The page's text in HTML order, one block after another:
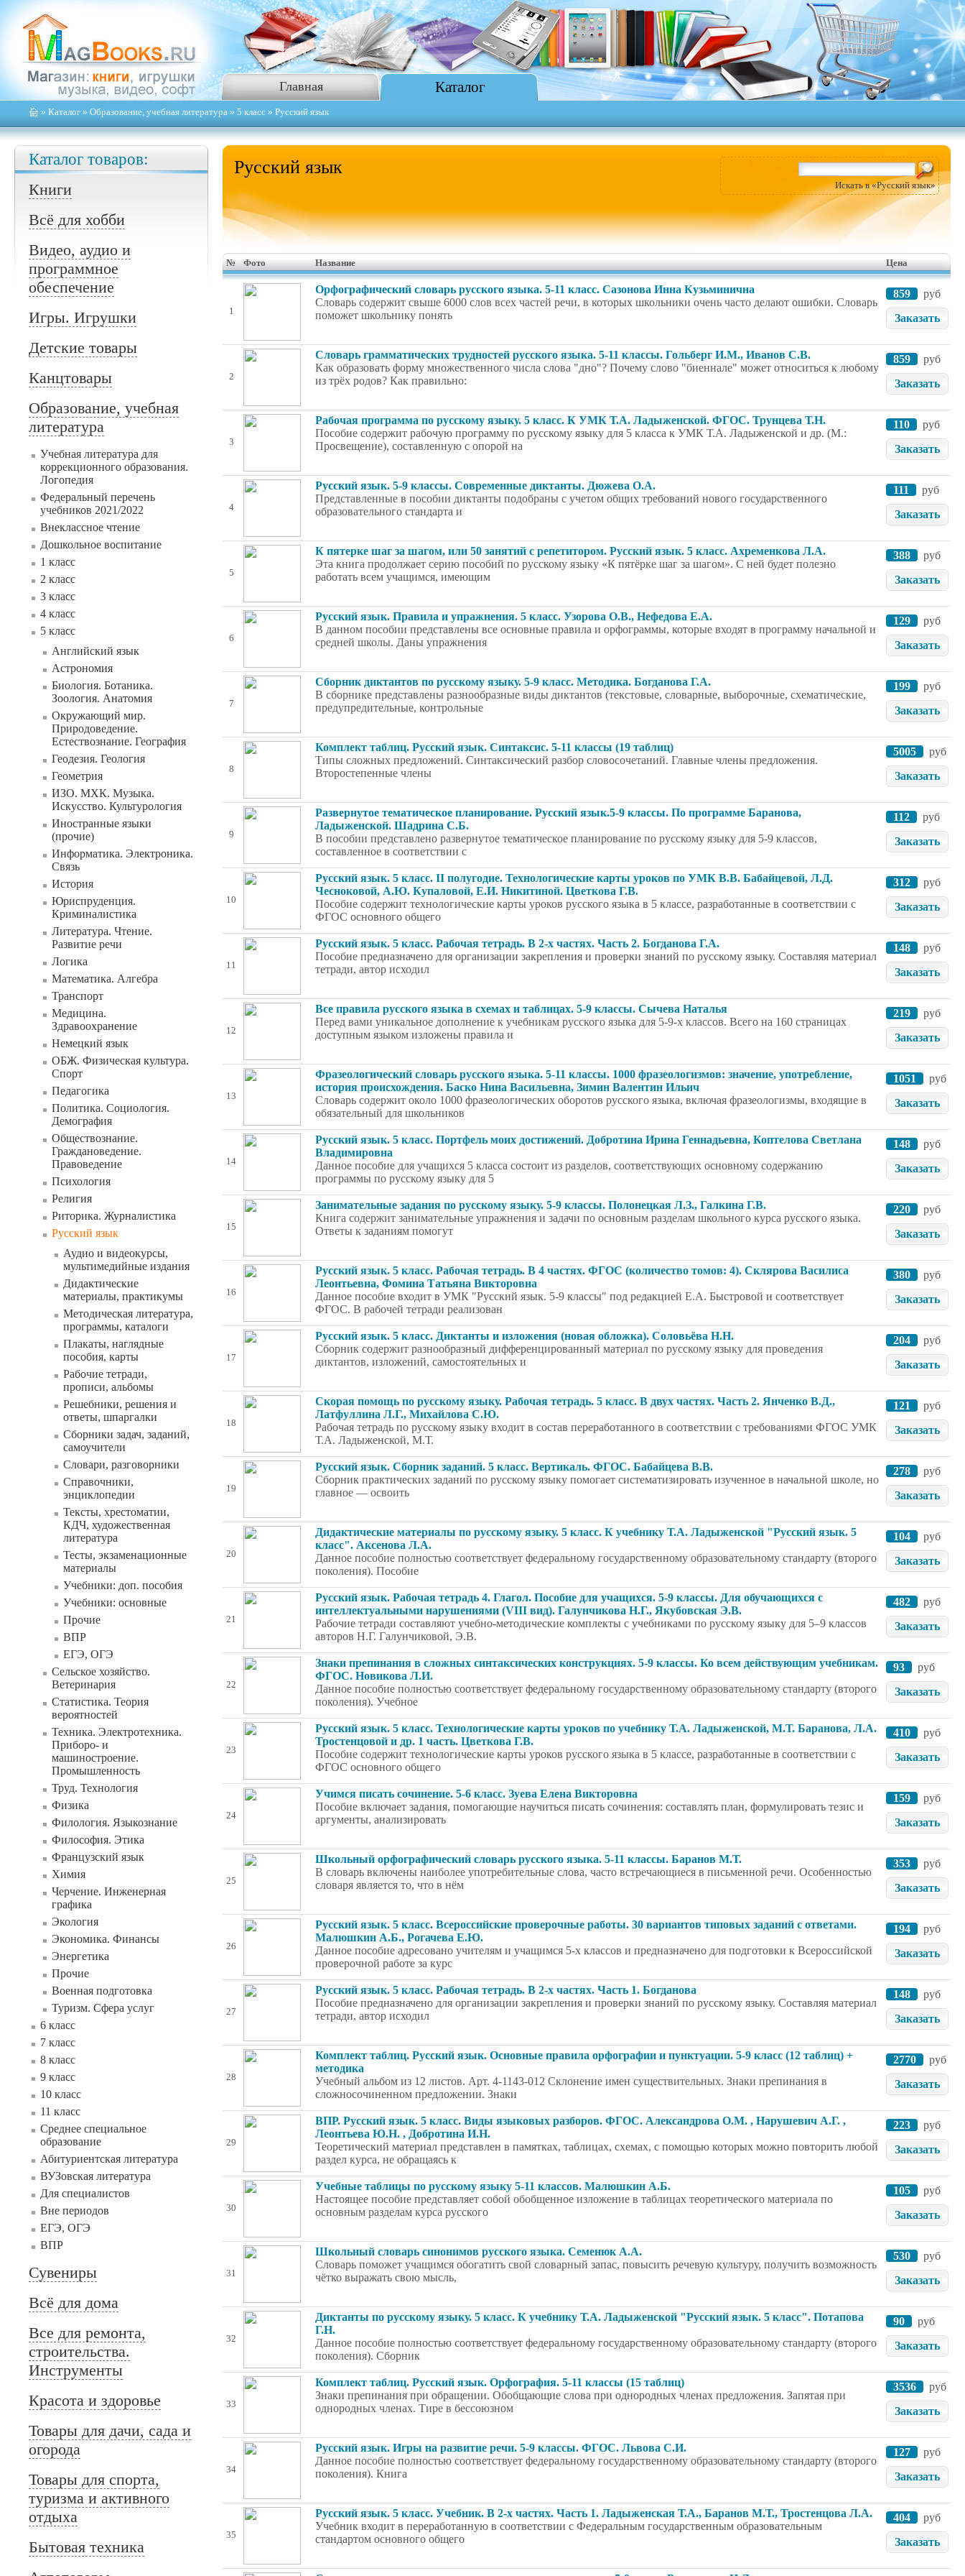
Главная Каталог
» Каталог » Образование, учебная литература » 5 класс » Русский язык
Каталог товаров:
Книги
Всё для хобби
Видео, аудио и
программное
обеспечение
Игры. Игрушки
Детские товары
Канцтовары
Образование, учебная
литература
Учебная литература для
коррекционного образования.
Логопедия
Федеральный перечень
учебников 2021/2022
Внеклассное чтение
Дошкольное воспитание
1 класс
2 класс
3 класс
4 класс
5 класс
Английский язык
Астрономия
Биология. Ботаника.
Зоология. Анатомия
Окружающий мир.
Природоведение.
Естествознание. География
Геодезия. Геология
Геометрия
ИЗО. МХК. Музыка.
Искусство. Культурология
Иностранные языки
(прочие)
Информатика. Электроника.
Связь
История
Юриспруденция.
Криминалистика
Литература. Чтение.
Развитие речи
Логика
Математика. Алгебра
Транспорт
Медицина.
Здравоохранение
Немецкий язык
ОБЖ. Физическая культура.
Спорт
Педагогика
Политика. Социология.
Демография
Обществознание.
Граждановедение.
Правоведение
Психология
Религия
Риторика. Журналистика
Русский язык
Аудио и видеокурсы,
мультимедийные издания
Дидактические
материалы, практикумы
Методическая литература,
программы, каталоги
Плакаты, наглядные
пособия, карты
Рабочие тетради,
прописи, альбомы
Решебники, решения и
ответы, шпаргалки
Сборники задач, заданий,
самоучители
Словари, разговорники
Справочники,
энциклопедии
Тексты, хрестоматии,
КДЧ, художественная
литература
Тесты, экзаменационные
материалы
Учебники: доп. пособия
Учебники: основные
Прочие
ВПР
ЕГЭ, ОГЭ
Сельское хозяйство.
Ветеринария
Статистика. Теория
вероятностей
Техника. Электротехника.
Приборо- и
машиностроение.
Промышленность
Труд. Технология
Физика
Филология. Языкознание
Философия. Этика
Французский язык
Химия
Черчение. Инженерная
графика
Экология
Экономика. Финансы
Энергетика
Прочие
Военная подготовка
Туризм. Сфера услуг
6 класс
7 класс
8 класс
9 класс
10 класс
11 класс
Среднее специальное
образование
Абитуриентская литература
ВУЗовская литература
Для специалистов
Вне периодов
ЕГЭ, ОГЭ
ВПР
Сувениры
Всё для дома
Все для ремонта,
строительства.
Инструменты
Красота и здоровье
Товары для дачи, сада и
огорода
Товары для спорта,
туризма и активного
отдыха
Бытовая техника
Русский язык
Искать в «Русский язык»
№ Фото Название Цена
1
Орфографический словарь русского языка. 5-11 класс. Сазонова Инна Кузьминична
Словарь содержит свыше 6000 слов всех частей речи, в которых школьники очень часто делают ошибки. Словарь
поможет школьнику понять
859
руб
Заказать
2
Словарь грамматических трудностей русского языка. 5-11 классы. Гольберг И.М., Иванов С.В.
Как образовать форму множественного числа слова "дно"? Почему слово "биеннале" может относиться к любому
из трёх родов? Как правильно:
859
руб
Заказать
3
Рабочая программа по русскому языку. 5 класс. К УМК Т.А. Ладыженской. ФГОС. Трунцева Т.Н.
Пособие содержит рабочую программу по русскому языку для 5 класса к УМК Т.А. Ладыженской и др. (М.:
Просвещение), составленную с опорой на
110
руб
Заказать
4
Русский язык. 5-9 классы. Современные диктанты. Дюжева О.А.
Представленные в пособии диктанты подобраны с учетом общих требований нового государственного
образовательного стандарта и
111
руб
Заказать
5
К пятерке шаг за шагом, или 50 занятий с репетитором. Русский язык. 5 класс. Ахременкова Л.А.
Эта книга продолжает серию пособий по русскому языку «К пятёрке шаг за шагом». С ней будет полезно
работать всем учащимся, имеющим
388
руб
Заказать
6
Русский язык. Правила и упражнения. 5 класс. Узорова О.В., Нефедова Е.А.
В данном пособии представлены все основные правила и орфограммы, которые входят в программу начальной и
средней школы. Даны упражнения
129
руб
Заказать
7
Сборник диктантов по русскому языку. 5-9 класс. Методика. Богданова Г.А.
В сборнике представлены разнообразные виды диктантов (текстовые, словарные, выборочные, схематические,
предупредительные, контрольные
199
руб
Заказать
8
Комплект таблиц. Русский язык. Синтаксис. 5-11 классы (19 таблиц)
Типы сложных предложений. Синтаксический разбор словосочетаний. Главные члены предложения.
Второстепенные члены
5005
руб
Заказать
9
Развернутое тематическое планирование. Русский язык.5-9 классы. По программе Баранова,
Ладыженской. Шадрина С.Б.
В пособии представлено развернутое тематическое планирование по русскому языку для 5-9 классов,
составленное в соответствии с
112
руб
Заказать
10
Русский язык. 5 класс. II полугодие. Технологические карты уроков по УМК В.В. Бабайцевой, Л.Д.
Чесноковой, А.Ю. Купаловой, Е.И. Никитиной. Цветкова Г.В.
Пособие содержит технологические карты уроков русского языка в 5 классе, разработанные в соответствии с
ФГОС основного общего
312
руб
Заказать
11
Русский язык. 5 класс. Рабочая тетрадь. В 2-х частях. Часть 2. Богданова Г.А.
Пособие предназначено для организации закрепления и проверки знаний по русскому языку. Составляя материал
тетради, автор исходил
148
руб
Заказать
12
Все правила русского языка в схемах и таблицах. 5-9 классы. Сычева Наталья
Перед вами уникальное дополнение к учебникам русского языка для 5-9-х классов. Всего на 160 страницах
доступным языком изложены правила и
219
руб
Заказать
13
Фразеологический словарь русского языка. 5-11 классы. 1000 фразеологизмов: значение, употребление,
история происхождения. Баско Нина Васильевна, Зимин Валентин Ильич
Словарь содержит около 1000 фразеологических оборотов русского языка, включая фразеологизмы, входящие в
обязательный для школьников
1051
руб
Заказать
14
Русский язык. 5 класс. Портфель моих достижений. Добротина Ирина Геннадьевна, Коптелова Светлана
Владимировна
Данное пособие для учащихся 5 класса состоит из разделов, соответствующих основному содержанию
программы по русскому языку для 5
148
руб
Заказать
15
Занимательные задания по русскому языку. 5-9 классы. Полонецкая Л.З., Галкина Г.В.
Книга содержит занимательные упражнения и задачи по основным разделам школьного курса русского языка.
Ответы к заданиям помогут
220
руб
Заказать
16
Русский язык. 5 класс. Рабочая тетрадь. В 4 частях. ФГОС (количество томов: 4). Склярова Василиса
Леонтьевна, Фомина Татьяна Викторовна
Данное пособие входит в УМК "Русский язык. 5-9 классы" под редакцией Е.А. Быстровой и соответствует
ФГОС. В рабочей тетради реализован
380
руб
Заказать
17
Русский язык. 5 класс. Диктанты и изложения (новая обложка). Соловьёва Н.Н.
Сборник содержит разнообразный дифференцированный материал по русскому языку для проведения
диктантов, изложений, самостоятельных и
204
руб
Заказать
18
Скорая помощь по русскому языку. Рабочая тетрадь. 5 класс. В двух частях. Часть 2. Янченко В.Д.,
Латфуллина Л.Г., Михайлова С.Ю.
Рабочая тетрадь по русскому языку входит в состав переработанного в соответствии с требованиями ФГОС УМК
Т.А. Ладыженской, М.Т.
121
руб
Заказать
19
Русский язык. Сборник заданий. 5 класс. Вертикаль. ФГОС. Бабайцева В.В.
Сборник практических заданий по русскому языку помогает систематизировать изученное в начальной школе, но
главное — освоить
278
руб
Заказать
20
Дидактические материалы по русскому языку. 5 класс. К учебнику Т.А. Ладыженской "Русский язык. 5
класс". Аксенова Л.А.
Данное пособие полностью соответствует федеральному государственному образовательному стандарту (второго
поколения). Пособие
104
руб
Заказать
21
Русский язык. Рабочая тетрадь 4. Глагол. Пособие для учащихся. 5-9 классы. Для обучающихся с
интеллектуальными нарушениями (VIII вид). Галунчикова Н.Г., Якубовская Э.В.
Рабочие тетради составляют учебно-методические комплекты с учебниками по русскому языку для 5–9 классов
авторов Н.Г. Галунчиковой, Э.В.
482
руб
Заказать
22
Знаки препинания в сложных синтаксических конструкциях. 5-9 классы. Ко всем действующим учебникам.
ФГОС. Новикова Л.И.
Данное пособие полностью соответствует федеральному государственному образовательному стандарту (второго
поколения). Учебное
93
руб
Заказать
23
Русский язык. 5 класс. Технологические карты уроков по учебнику Т.А. Ладыженской, М.Т. Баранова, Л.А.
Тростенцовой и др. 1 часть. Цветкова Г.В.
Пособие содержит технологические карты уроков русского языка в 5 классе, разработанные в соответствии с
ФГОС основного общего
410
руб
Заказать
24
Учимся писать сочинение. 5-6 класс. Зуева Елена Викторовна
Пособие включает задания, помогающие научиться писать сочинения: составлять план, формулировать тезис и
аргументы, анализировать
159
руб
Заказать
25
Школьный орфографический словарь русского языка. 5-11 классы. Баранов М.Т.
В словарь включены наиболее употребительные слова, часто встречающиеся в письменной речи. Особенностью
словаря является то, что в нём
353
руб
Заказать
26
Русский язык. 5 класс. Всероссийские проверочные работы. 30 вариантов типовых заданий с ответами.
Малюшкин А.Б., Рогачева Е.Ю.
Данное пособие адресовано учителям и учащимся 5-х классов и предназначено для подготовки к Всероссийской
проверочной работе за курс
194
руб
Заказать
27
Русский язык. 5 класс. Рабочая тетрадь. В 2-х частях. Часть 1. Богданова
Пособие предназначено для организации закрепления и проверки знаний по русскому языку. Составляя материал
тетради, автор исходил
148
руб
Заказать
28
Комплект таблиц. Русский язык. Основные правила орфографии и пунктуации. 5-9 класс (12 таблиц) +
методика
Учебный альбом из 12 листов. Арт. 4-1143-012 Склонение имен существительных. Знаки препинания в
сложносочиненном предложении. Знаки
2770
руб
Заказать
29
ВПР. Русский язык. 5 класс. Виды языковых разборов. ФГОС. Александрова О.М. , Нарушевич А.Г. ,
Леонтьева Ю.Н. , Добротина И.Н.
Теоретический материал представлен в памятках, таблицах, схемах, с помощью которых можно повторить любой
раздел курса, не обращаясь к
223
руб
Заказать
30
Учебные таблицы по русскому языку 5-11 классов. Малюшкин А.Б.
Настоящее пособие представляет собой обобщенное изложение в таблицах теоретического материала по
основным разделам курса русского
105
руб
Заказать
31
Школьный словарь синонимов русского языка. Семенюк А.А.
Словарь поможет учащимся обогатить свой словарный запас, повысить речевую культуру, получить возможность
чётко выражать свою мысль,
530
руб
Заказать
32
Диктанты по русскому языку. 5 класс. К учебнику Т.А. Ладыженской "Русский язык. 5 класс". Потапова
Г.Н.
Данное пособие полностью соответствует федеральному государственному образовательному стандарту (второго
поколения). Сборник
90
руб
Заказать
33
Комплект таблиц. Русский язык. Орфография. 5-11 классы (15 таблиц)
Знаки препинания при обращении. Обобщающие слова при однородных членах предложения. Запятая при
однородных членах. Тире в бессоюзном
3536
руб
Заказать
34
Русский язык. Игры на развитие речи. 5-9 классы. ФГОС. Львова С.И.
Данное пособие полностью соответствует федеральному государственному образовательному стандарту (второго
поколения). Книга
127
руб
Заказать
35
Русский язык. 5 класс. Учебник. В 2-х частях. Часть 1. Ладыженская Т.А., Баранов М.Т., Тростенцова Л.А.
Учебник входит в переработанную в соответствии с Федеральным государственным образовательным
стандартом основного общего
404
руб
Заказать